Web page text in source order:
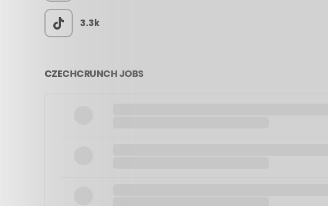
3.3k
CZECHCRUNCH JOBS